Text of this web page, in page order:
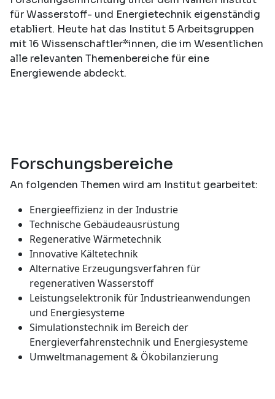
für Wasserstoff- und Energietechnik eigenständig
etabliert. Heute hat das Institut 5 Arbeitsgruppen
mit 16 Wissenschaftler*innen, die im Wesentlichen
alle relevanten Themenbereiche für eine
Energiewende abdeckt.
Forschungsbereiche
An folgenden Themen wird am Institut gearbeitet:
Energieeffizienz in der Industrie
Technische Gebäudeausrüstung
Regenerative Wärmetechnik
Innovative Kältetechnik
Alternative Erzeugungsverfahren für
regenerativen Wasserstoff
Leistungselektronik für Industrieanwendungen
und Energiesysteme
Simulationstechnik im Bereich der
Energieverfahrenstechnik und Energiesysteme
Umweltmanagement & Ökobilanzierung